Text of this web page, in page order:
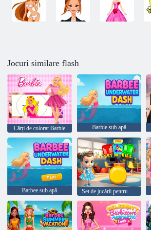
Jocuri similare flash
Cărți de colorat Barbie Barbie sub apă
Barbee sub apă